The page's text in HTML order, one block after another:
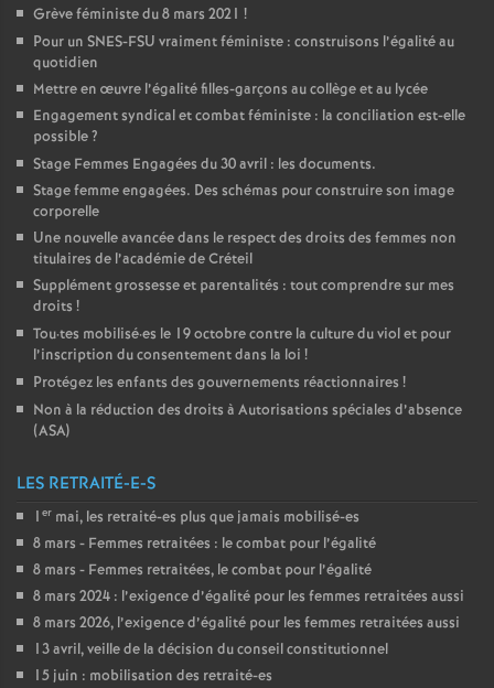
Grève féministe du 8 mars 2021 !
Pour un SNES-FSU vraiment féministe : construisons l’égalité au
quotidien
Mettre en œuvre l’égalité filles-garçons au collège et au lycée
Engagement syndical et combat féministe : la conciliation est-elle
possible?
Stage Femmes Engagées du 30 avril : les documents.
Stage femme engagées. Des schémas pour construire son image
corporelle
Une nouvelle avancée dans le respect des droits des femmes non
titulaires de l’académie de Créteil
Supplément grossesse et parentalités : tout comprendre sur mes
droits !
Tou·tes mobilisé·es le 19 octobre contre la culture du viol et pour
l’inscription du consentement dans la loi !
Protégez les enfants des gouvernements réactionnaires !
Non à la réduction des droits à Autorisations spéciales d’absence
(ASA)
LES RETRAITÉ-E-S
1 er mai, les retraité-es plus que jamais mobilisé-es
8 mars - Femmes retraitées : le combat pour l’égalité
8 mars - Femmes retraitées, le combat pour l’égalité
8 mars 2024 : l’exigence d’égalité pour les femmes retraitées aussi
8 mars 2026, l’exigence d’égalité pour les femmes retraitées aussi
13 avril, veille de la décision du conseil constitutionnel
15 juin : mobilisation des retraité-es